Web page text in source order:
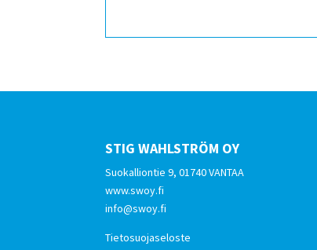
STIG WAHLSTRÖM OY
Suokalliontie 9, 01740 VANTAA
www.swoy.fi
info@swoy.fi
Tietosuojaseloste